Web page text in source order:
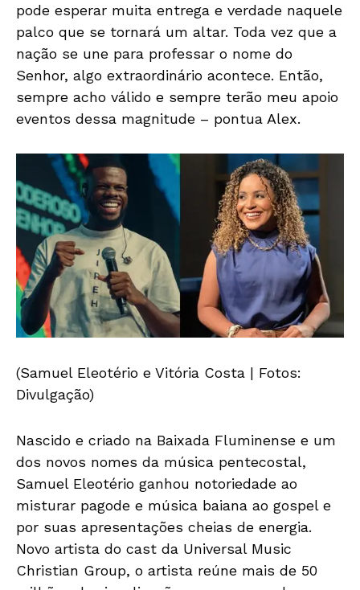
pode esperar muita entrega e verdade naquele
palco que se tornará um altar. Toda vez que a
nação se une para professar o nome do
Senhor, algo extraordinário acontece. Então,
sempre acho válido e sempre terão meu apoio
eventos dessa magnitude – pontua Alex.
(Samuel Eleotério e Vitória Costa | Fotos:
Divulgação)
Nascido e criado na Baixada Fluminense e um
dos novos nomes da música pentecostal,
Samuel Eleotério ganhou notoriedade ao
misturar pagode e música baiana ao gospel e
por suas apresentações cheias de energia.
Novo artista do cast da Universal Music
Christian Group, o artista reúne mais de 50